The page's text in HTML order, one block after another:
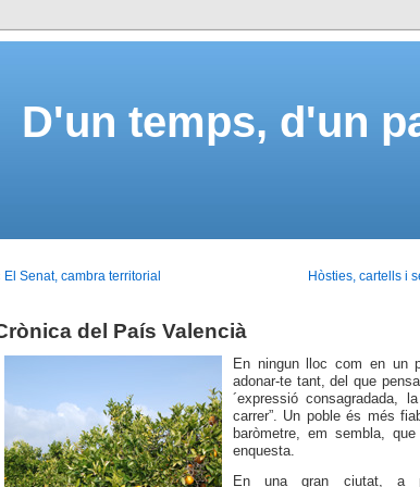
D'un temps, d'un
El Senat, cambra territorial Hòsties, cartells i
del País Valencià
En ningun lloc com en un
adonar-te tant, del que
´expressió consagradada, la
carrer”. Un poble és més
baròmetre, em sembla, que
enquesta.
En una gran ciutat, a